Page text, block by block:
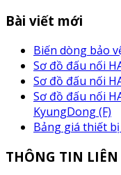
Bài viết mới
Biến dòng bảo
Sơ đồ đấu nối
Sơ đồ đấu nối
Sơ đồ đấu nối
KyungDong (F)
Bảng giá thiết
THÔNG TIN LIÊN